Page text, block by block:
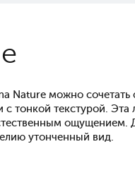
Nature можно
тонкой текстурой. Эта
ощущением.
утонченный вид.